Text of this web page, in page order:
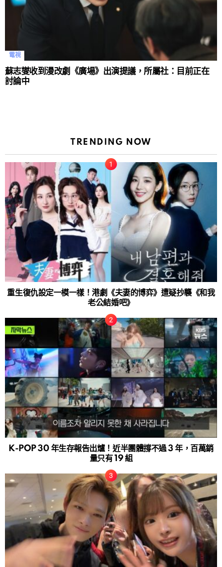
電視
蘇志燮收到漫改劇《廣場》出演提議，所屬社：目前正在
討論中
TRENDING NOW
重生復仇設定一模一樣！港劇《夫妻的博弈》遭疑抄襲《和我
老公結婚吧》
K-POP 30 年生存報告出爐！近半團體撐不過 3 年，百萬銷
量只有 19 組